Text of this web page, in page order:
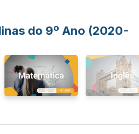
do 9º Ano (2020-